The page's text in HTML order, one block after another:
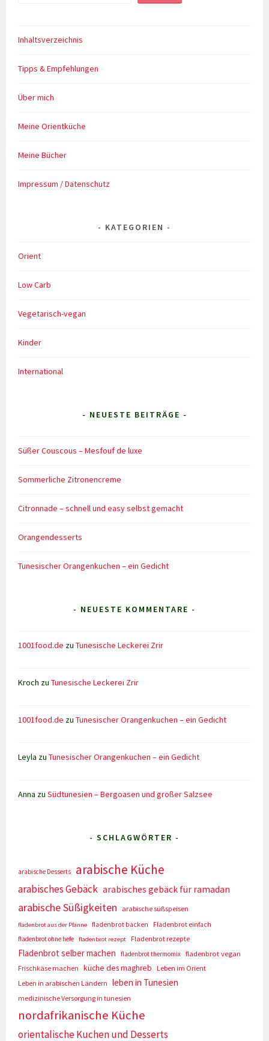
Inhaltsverzeichnis
Tipps & Empfehlungen
Über mich
Meine Orientküche
Meine Bücher
Impressum / Datenschutz
KATEGORIEN
Orient
Low Carb
Vegetarisch-vegan
Kinder
International
- NEUESTE BEITRÄGE -
Süßer Couscous – Mesfouf de luxe
Sommerliche Zitronencreme
Citronnade – schnell und easy selbst gemacht
Orangendesserts
Tunesischer Orangenkuchen – ein Gedicht
- NEUESTE KOMMENTARE -
1001food.de zuTunesische Leckerei Zrir
Kroch zuTunesische Leckerei Zrir
1001food.de zuTunesischer Orangenkuchen – ein Gedicht
Leyla zuTunesischer Orangenkuchen – ein Gedicht
Anna zuSüdtunesien – Bergoasen und großer Salzsee
- SCHLAGWÖRTER -
arabische Desserts arabische Küche
arabisches Gebäck arabisches gebäck für ramadan
arabische Süßigkeiten arabische süßspeisen
fladenbrot aus der Pfanne fladenbrot backen
Fladenbrot einfach
fladenbrot ohne hefe
fladenbrot rezept Fladenbrot rezepte
Fladenbrot selber machen fladenbrot thermomix fladenbrot vegan
Frischkäse machen
küche des maghreb
Leben im Orient
Leben in arabischen Ländern
leben in Tunesien
medizinische Versorgung in tunesien
nordafrikanische Küche
orientalische Kuchen und Desserts